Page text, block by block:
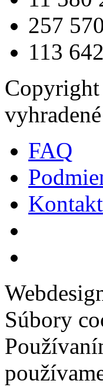
257
113
vyhradené
FAQ
Kontakt
Súbory